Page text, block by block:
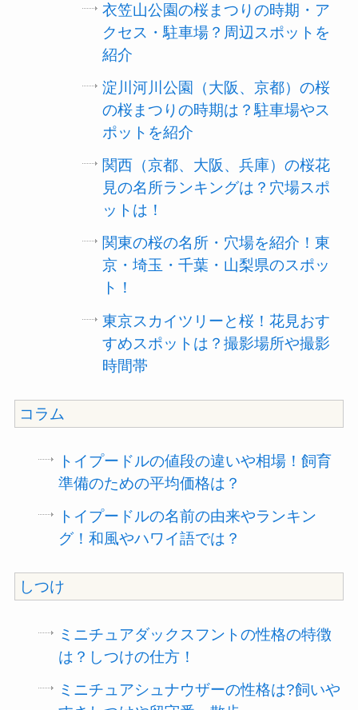
衣笠山公園の桜まつりの時期・ア
クセス・駐車場？周辺スポットを
紹介
淀川河川公園（大阪、京都）の桜
の桜まつりの時期は？駐車場やス
ポットを紹介
関西（京都、大阪、兵庫）の桜花
見の名所ランキングは？穴場スポ
ットは！
関東の桜の名所・穴場を紹介！東
京・埼玉・千葉・山梨県のスポッ
ト！
東京スカイツリーと桜！花見おす
すめスポットは？撮影場所や撮影
時間帯
コラム
トイプードルの値段の違いや相場！飼育
準備のための平均価格は？
トイプードルの名前の由来やランキン
グ！和風やハワイ語では？
しつけ
ミニチュアダックスフントの性格の特徴
は？しつけの仕方！
ミニチュアシュナウザーの性格は?飼いや